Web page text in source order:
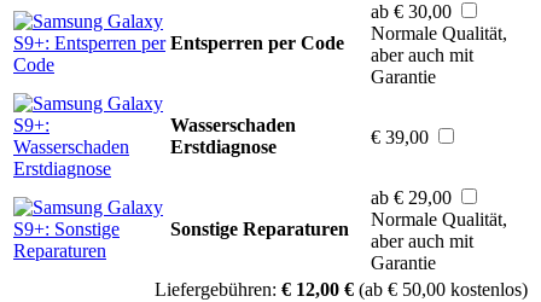
Entsperren per Code
ab € 30,00
Normale Qualität,
aber auch mit
Garantie
Wasserschaden
Erstdiagnose
€ 39,00
Sonstige Reparaturen
ab € 29,00
Normale Qualität,
aber auch mit
Garantie
Liefergebühren: € 12,00 € (ab € 50,00 kostenlos)